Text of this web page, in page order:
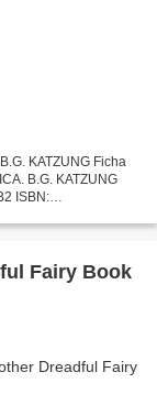
KATZUNG Ficha
B.G. KATZUNG
ISBN:
Fairy Book